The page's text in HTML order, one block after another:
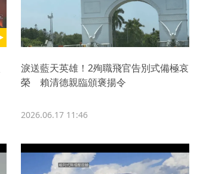
淚送藍天英雄！2殉職飛官告別式備極哀
榮 賴清德親臨頒褒揚令
2026.06.17 11:46